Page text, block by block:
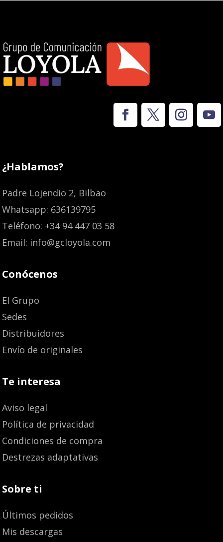
¿Hablamos?
Padre Lojendio 2, Bilbao
Whatsapp: 636139795
Teléfono: +34 94 447 03 58
Email: info@gcloyola.com
Conócenos
El Grupo
Sedes
Distribuidores
Envío de originales
Te interesa
Aviso legal
Política de privacidad
Condiciones de compra
Destrezas adaptativas
Sobre ti
Últimos pedidos
Mis descargas